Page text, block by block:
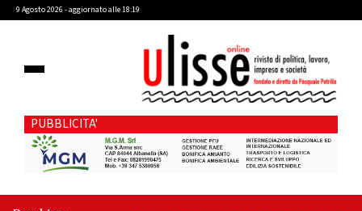
9 Agosto 2026 - aggiornato alle 18:19
PUBBLICITA'